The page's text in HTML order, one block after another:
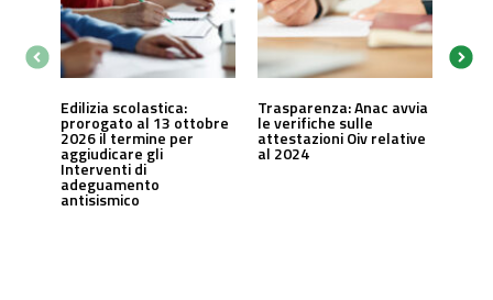
Edilizia scolastica:
prorogato al 13 ottobre
2026 il termine per
aggiudicare gli
Interventi di
adeguamento
antisismico
Trasparenza: Anac avvia
le verifiche sulle
attestazioni Oiv relative
al 2024